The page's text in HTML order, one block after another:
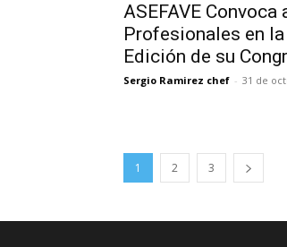
ASEFAVE Convoca
Profesionales en la
Edición de su
Sergio Ramirez chef - 31 de
1 2 3